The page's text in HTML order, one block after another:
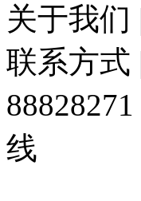
关于我们
联系方式
线